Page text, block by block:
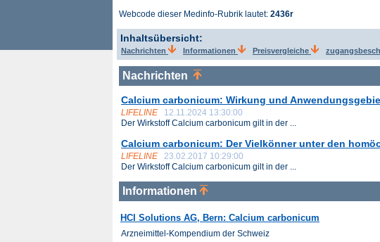
Webcode dieser Medinfo-Rubrik lautet: 2436r
Inhaltsübersicht:
Nachrichten Informationen Preisvergleiche
Nachrichten
Calcium carbonicum: Wirkung und
LIFELINE
12.11.2024 13:30:00
Der Wirkstoff Calcium carbonicum gilt in der ...
Calcium carbonicum: Der Vielkönner unter den
LIFELINE
23.02.2017 10:29:00
Der Wirkstoff Calcium carbonicum gilt in der ...
Informationen
HCI Solutions AG, Bern: Calcium carbonicum
Arzneimittel-Kompendium der Schweiz